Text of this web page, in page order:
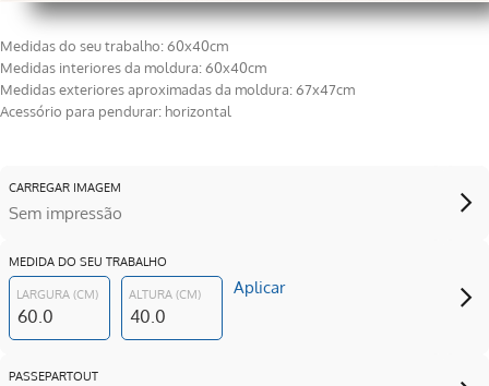
Medidas do seu trabalho: 60x40cm
Medidas interiores da moldura: 60x40cm
Medidas exteriores aproximadas da moldura: 67x47cm
Acessório para pendurar: horizontal
CARREGAR IMAGEM
Sem impressão
MEDIDA DO SEU TRABALHO
LARGURA (CM) ALTURA (CM) Aplicar
PASSEPARTOUT